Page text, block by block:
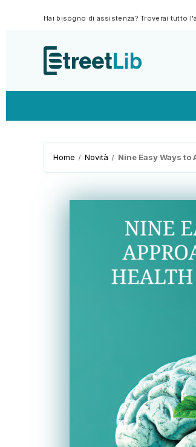
Hai bisogno di assistenza? Troverai tutto
Home Novità Nine Easy Ways